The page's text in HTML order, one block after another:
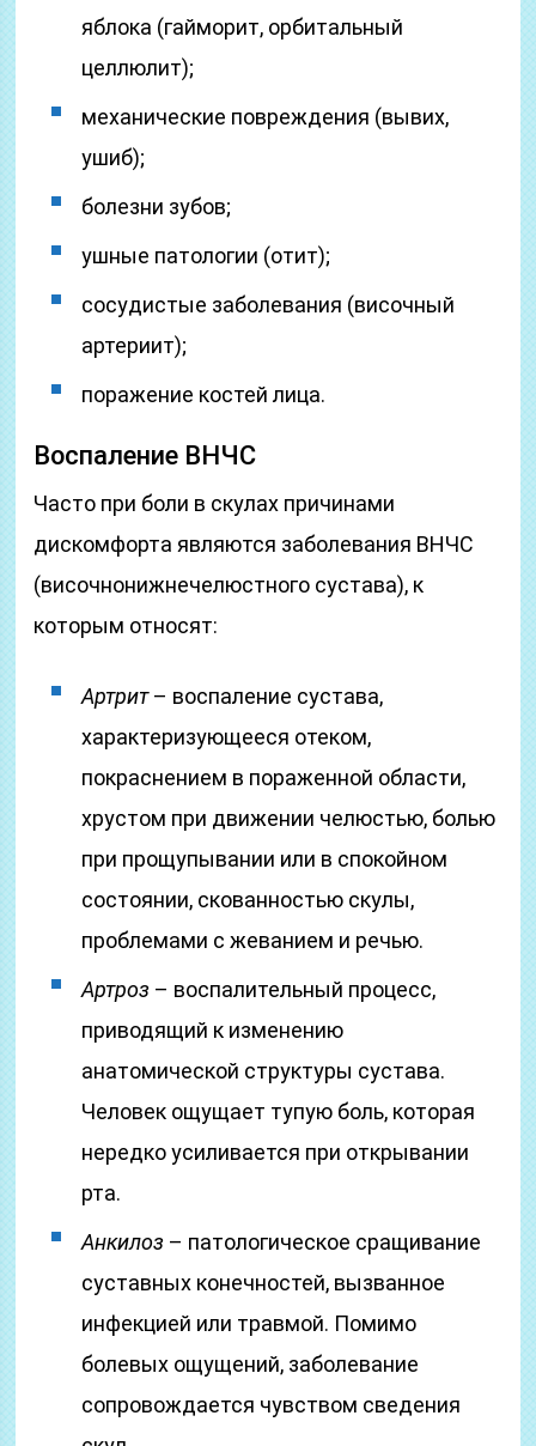
яблока (гайморит, орбитальный
целлюлит);
механические повреждения (вывих,
ушиб);
болезни зубов;
ушные патологии (отит);
сосудистые заболевания (височный
артериит);
поражение костей лица.
Воспаление ВНЧС
Часто при боли в скулах причинами
дискомфорта являются заболевания ВНЧС
(височнонижнечелюстного сустава), к
которым относят:
Артрит– воспаление сустава,
характеризующееся отеком,
покраснением в пораженной области,
хрустом при движении челюстью, болью
при прощупывании или в спокойном
состоянии, скованностью скулы,
проблемами с жеванием и речью.
Артроз – воспалительный процесс,
приводящий к изменению
анатомической структуры сустава.
Человек ощущает тупую боль, которая
нередко усиливается при открывании
рта.
Анкилоз – патологическое сращивание
суставных конечностей, вызванное
инфекцией или травмой. Помимо
болевых ощущений, заболевание
сопровождается чувством сведения